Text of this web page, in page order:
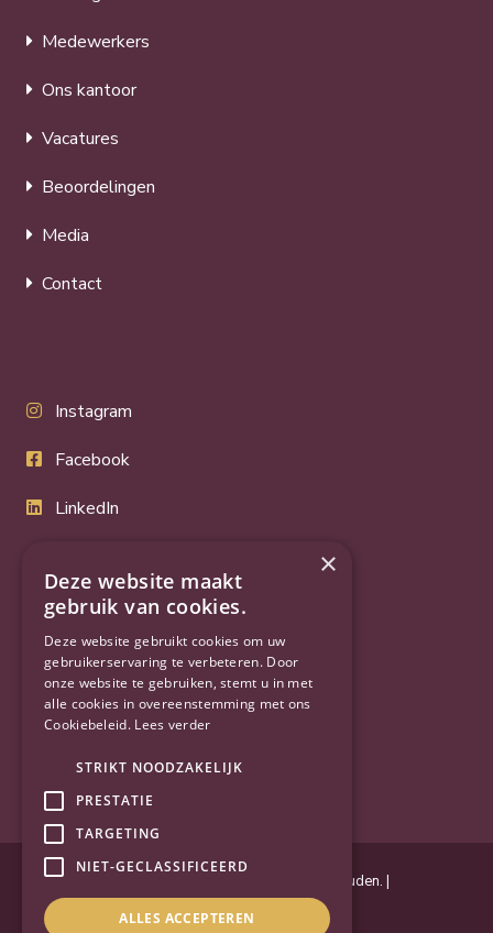
Medewerkers
Ons kantoor
Vacatures
Beoordelingen
Media
Contact
Instagram
Facebook
LinkedIn
YouTube
Powered by Alle rechten voorbehouden. |
Privacyverklaring
×
Deze website maakt
gebruik van cookies.
Deze website gebruikt cookies om uw
gebruikerservaring te verbeteren. Door
onze website te gebruiken, stemt u in met
alle cookies in overeenstemming met ons
Cookiebeleid. Lees verder
STRIKT NOODZAKELIJK
PRESTATIE
TARGETING
NIET-GECLASSIFICEERD
ALLES ACCEPTEREN